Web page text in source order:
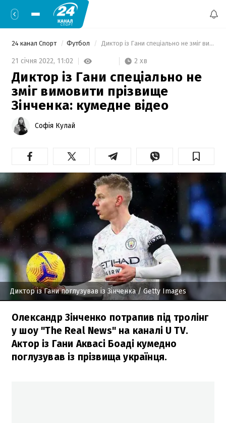
24 канал Спорт Футбол Диктор із Гани спеціально не зміг вимовити прізвище Зінченка: кумедне відео
21 січня 2022, 11:02 2 хв
Диктор із Гани спеціально не
зміг вимовити прізвище
Зінченка: кумедне відео
Софія Кулай
Диктор із Гани поглузував із Зінченка/ Getty Images
Олександр Зінченко потрапив під тролінг
у шоу "The Real News" на каналі U TV.
Актор із Гани Аквасі Боаді кумедно
поглузував із прізвища українця.